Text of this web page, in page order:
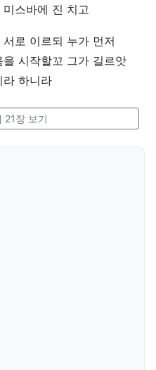
스바에 진 치고
로 이르되 누가 먼저
시작할꼬 그가 길르앗
라 하니라
21장 보기